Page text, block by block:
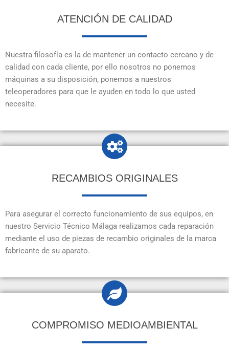
ATENCIÓN DE CALIDAD
Nuestra filosofía es la de mantener un contacto cercano y de
calidad con cada cliente, por ello nosotros no ponemos
máquinas a su disposición, ponemos a nuestros
teleoperadores para que le ayuden en todo lo que usted
necesite.
RECAMBIOS ORIGINALES
Para asegurar el correcto funcionamiento de sus equipos, en
nuestro Servicio Técnico Málaga realizamos cada reparación
mediante el uso de piezas de recambio originales de la marca
fabricante de su aparato.
COMPROMISO MEDIOAMBIENTAL